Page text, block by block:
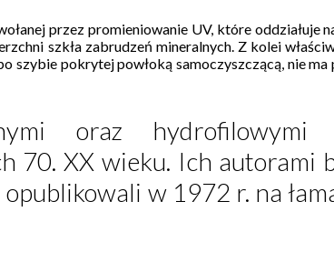
przez promieniowanie UV, które oddziałuje
szkła zabrudzeń mineralnych. Z kolei
szybie pokrytej powłoką samoczyszczącą, nie
oraz
70. XX wieku. Ich autorami
w 1972 r. na